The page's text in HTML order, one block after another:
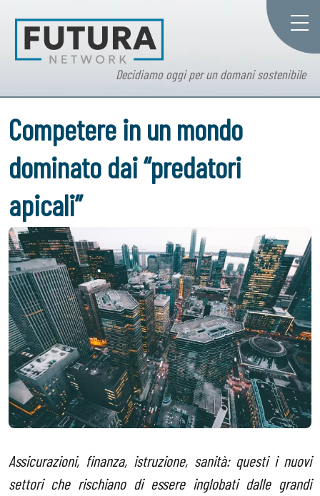
Decidiamo oggi per un domani sostenibile
Competere in un mondo
dominato dai “predatori
apicali”
Assicurazioni, finanza, istruzione, sanità: questi i nuovi
settori che rischiano di essere inglobati dalle grandi